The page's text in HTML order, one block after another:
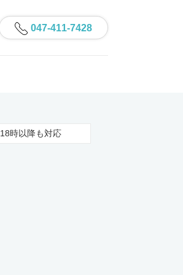
047-411-7428
18時以降も対応